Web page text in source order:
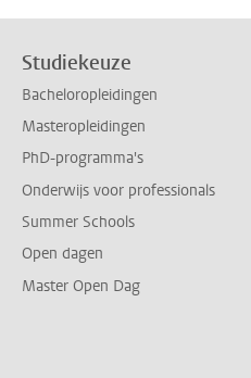
Studiekeuze
Bacheloropleidingen
Masteropleidingen
PhD-programma's
Onderwijs voor professionals
Summer Schools
Open dagen
Master Open Dag